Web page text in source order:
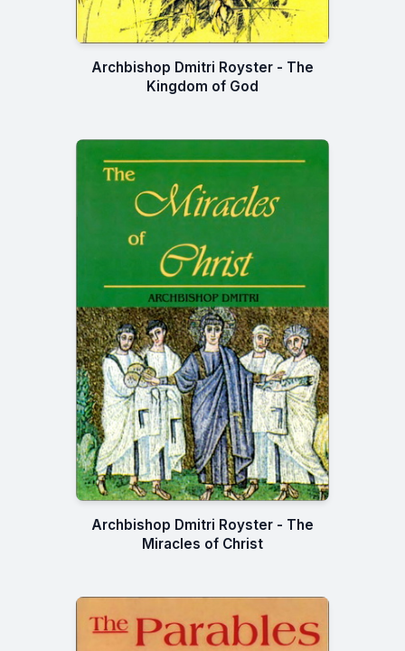
Archbishop Dmitri Royster - The
Kingdom of God
Archbishop Dmitri Royster - The
Miracles of Christ